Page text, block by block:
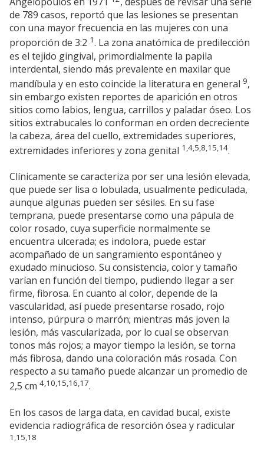
de 789 casos, reportó que las lesiones se presentan
con una mayor frecuencia en las mujeres con una
proporción de 3:2 1. La zona anatómica de predilección
es el tejido gingival, primordialmente la papila
interdental, siendo más prevalente en maxilar que
mandíbula y en esto coincide la literatura en general 9,
sin embargo existen reportes de aparición en otros
sitios como labios, lengua, carrillos y paladar óseo. Los
sitios extrabucales lo conforman en orden decreciente
la cabeza, área del cuello, extremidades superiores,
extremidades inferiores y zona genital 1,4,5,8,15,14.
Clínicamente se caracteriza por ser una lesión elevada,
que puede ser lisa o lobulada, usualmente pediculada,
aunque algunas pueden ser sésiles. En su fase
temprana, puede presentarse como una pápula de
color rosado, cuya superficie normalmente se
encuentra ulcerada; es indolora, puede estar
acompañado de un sangramiento espontáneo y
exudado minucioso. Su consistencia, color y tamaño
varían en función del tiempo, pudiendo llegar a ser
firme, fibrosa. En cuanto al color, depende de la
vascularidad, así puede presentarse rosado, rojo
intenso, púrpura o marrón; mientras más joven la
lesión, más vascularizada, por lo cual se observan
tonos más rojos; a mayor tiempo la lesión, se torna
más fibrosa, dando una coloración más rosada. Con
respecto a su tamaño puede alcanzar un promedio de
2,5 cm 4,10,15,16,17.
En los casos de larga data, en cavidad bucal, existe
evidencia radiográfica de resorción ósea y radicular
1,15,18